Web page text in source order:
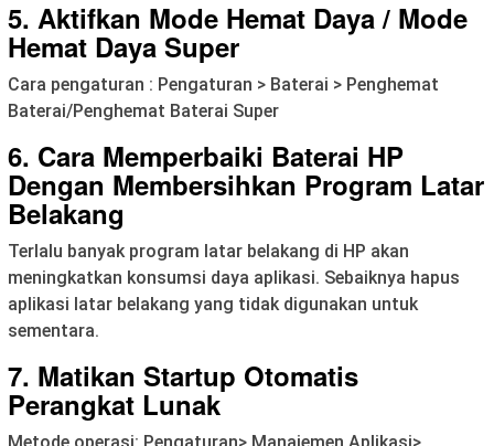
5. Aktifkan Mode Hemat Daya / Mode
Hemat Daya Super
Cara pengaturan : Pengaturan > Baterai > Penghemat
Baterai/Penghemat Baterai Super
6. Cara Memperbaiki Baterai HP
Dengan Membersihkan Program Latar
Belakang
Terlalu banyak program latar belakang di HP akan
meningkatkan konsumsi daya aplikasi. Sebaiknya hapus
aplikasi latar belakang yang tidak digunakan untuk
sementara.
7. Matikan Startup Otomatis
Perangkat Lunak